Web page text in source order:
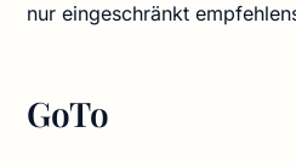
nur eingeschränkt
GoTo